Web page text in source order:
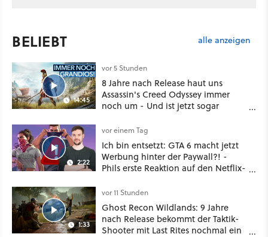
BELIEBT alle anzeigen
14:45
vor 5 Stunden
8 Jahre nach Release haut uns
Assassin's Creed Odyssey immer
noch um - Und ist jetzt sogar
2:22
vor einem Tag
Ich bin entsetzt: GTA 6 macht jetzt
Werbung hinter der Paywall?! -
Phils erste Reaktion auf den Netflix-
1:33
vor 11 Stunden
Ghost Recon Wildlands: 9 Jahre
nach Release bekommt der Taktik-
Shooter mit Last Rites nochmal ein